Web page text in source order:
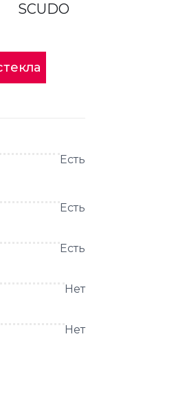
SCUDO
Есть
Есть
Есть
Нет
Нет